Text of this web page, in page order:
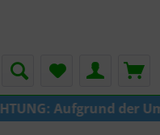
Aufgrund der